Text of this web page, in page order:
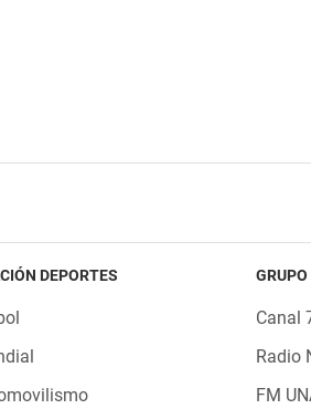
DEPORTES
Canal
Radio
FM